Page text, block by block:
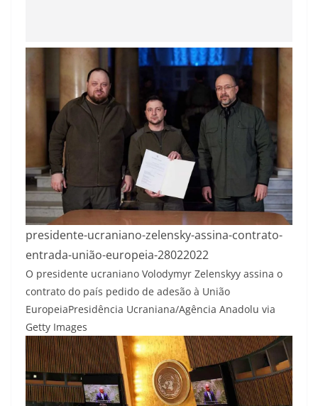
presidente-ucraniano-zelensky-assina-contrato-
entrada-união-europeia-28022022
O presidente ucraniano Volodymyr Zelenskyy assina o
contrato do país pedido de adesão à União
EuropeiaPresidência Ucraniana/Agência Anadolu via
Getty Images